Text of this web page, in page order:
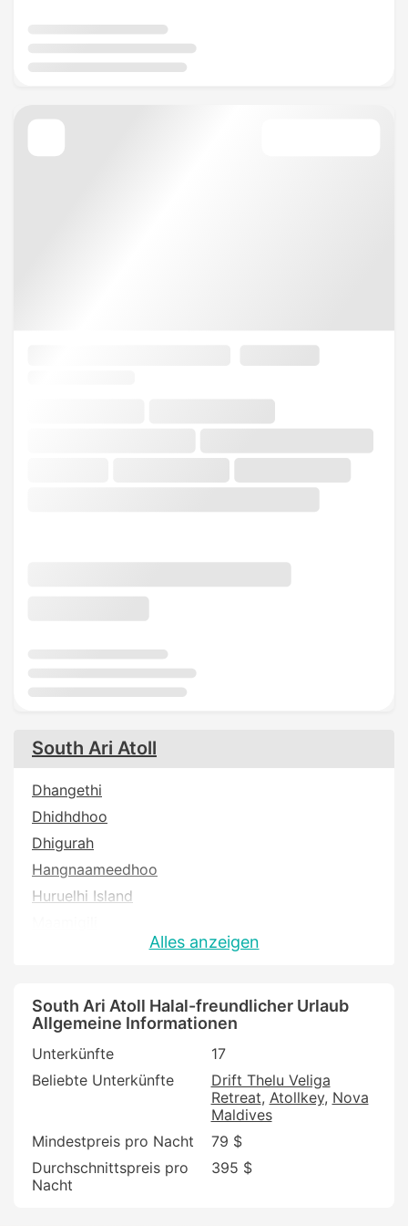
South Ari Atoll
Dhangethi
Dhidhdhoo
Dhigurah
Hangnaameedhoo
Huruelhi Island
Alles anzeigen
South Ari Atoll Halal-freundlicher Urlaub
Allgemeine Informationen
Unterkünfte
17
Beliebte Unterkünfte
Drift Thelu Veliga
Retreat Atollkey Nova
Maldives
Mindestpreis pro Nacht
79 $
Durchschnittspreis pro
Nacht
395 $